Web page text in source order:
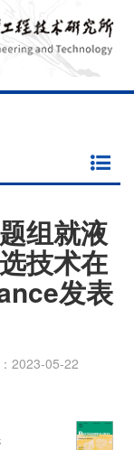
组就液
技术在
发表
2023-05-22